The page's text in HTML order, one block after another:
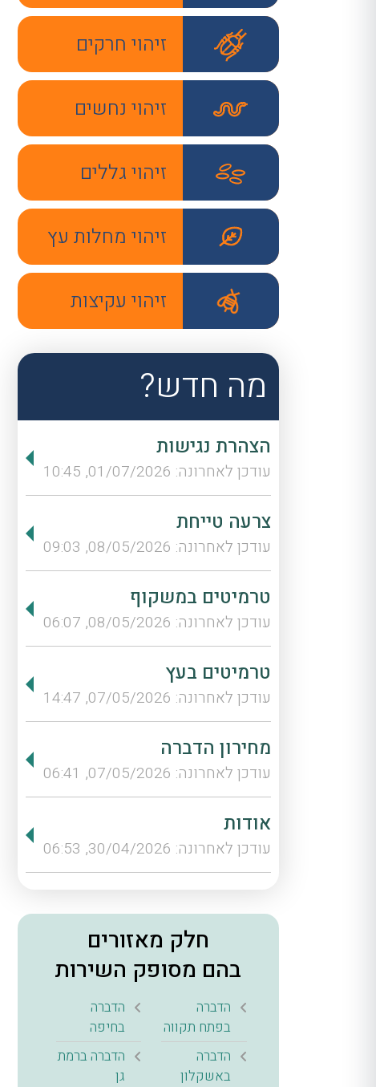
זיהוי חרקים
זיהוי נחשים
זיהוי גללים
זיהוי מחלות עץ
זיהוי עקיצות
מה חדש?
הצהרת נגישות
עודכן לאחרונה: 01/07/2026, 10:45
צרעה טייחת
עודכן לאחרונה: 08/05/2026, 09:03
טרמיטים במשקוף
עודכן לאחרונה: 08/05/2026, 06:07
טרמיטים בעץ
עודכן לאחרונה: 07/05/2026, 14:47
מחירון הדברה
עודכן לאחרונה: 07/05/2026, 06:41
אודות
עודכן לאחרונה: 30/04/2026, 06:53
חלק מאזורים
בהם מסופק השירות
הדברה
בפתח תקווה
הדברה
בחיפה
הדברה
באשקלון
הדברה ברמת
גן